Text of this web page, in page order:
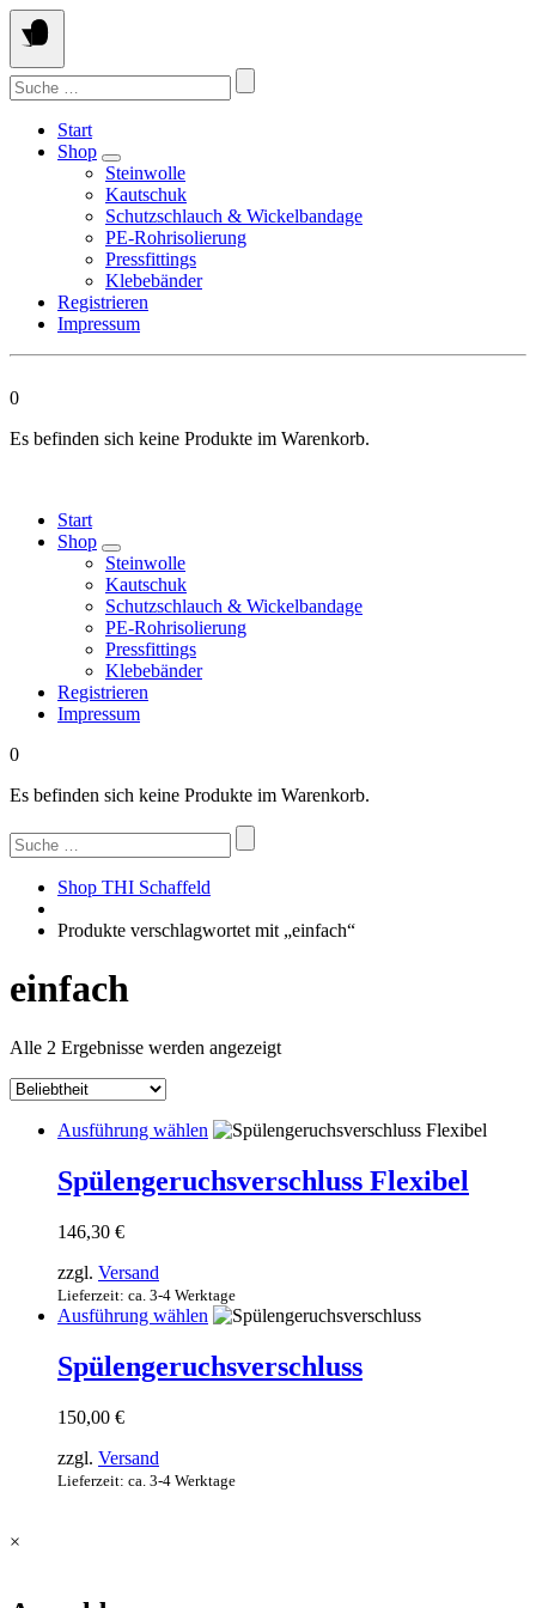
Springen
Sie
zum
Inhalt
Suchen
nach:
Start
Shop
Steinwolle
Kautschuk
Schutzschlauch & Wickelbandage
PE-Rohrisolierung
Pressfittings
Klebebänder
Registrieren
Impressum
0
Es befinden sich keine Produkte im Warenkorb.
Start
Shop
Steinwolle
Kautschuk
Schutzschlauch & Wickelbandage
PE-Rohrisolierung
Pressfittings
Klebebänder
Registrieren
Impressum
0
Es befinden sich keine Produkte im Warenkorb.
Suchen
nach:
Shop THI Schaffeld
Produkte verschlagwortet mit „einfach“
einfach
Alle 2 Ergebnisse werden angezeigtNach
Ausführung wählen Dieses
weist
mehrere
können
auf
Produktseite
gewählt
Spülengeruchsverschluss Flexibel
146,30 €
zzgl. Versand
Lieferzeit: ca. 3-4 Werktage
Ausführung wählen Dieses
weist
mehrere
können
Spülengeruchsverschluss
150,00 €
zzgl. Versand
Lieferzeit: ca. 3-4 Werktage
×